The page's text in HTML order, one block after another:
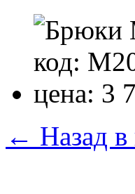
← Назад в